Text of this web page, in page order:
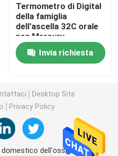
di aspirazione
famiglia
della famiglia
Termometro di Digital
della famiglia
dell'ascella 32C orale
non Mercury
Invia richiesta
Desktop Site
Privacy Policy
dell'ossigeno